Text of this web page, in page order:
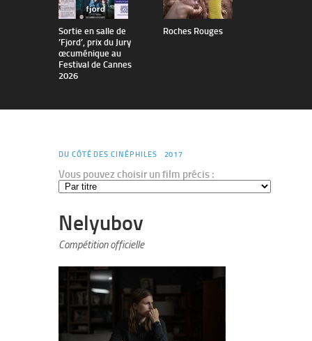
Sortie en salle de
’Fjord’, prix du Jury
œcuménique au
Festival de Cannes
2026
Roches Rouges
DU CÔTÉ DES CINÉPHILES 2017
Vous pouvez choisir un film précis :
Nelyubov
Compétition officielle